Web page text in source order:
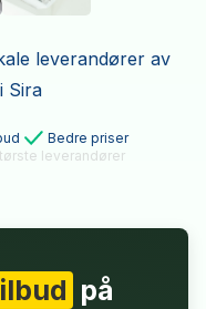
leverandører av
Sira
Bedre priser
leverandører
på